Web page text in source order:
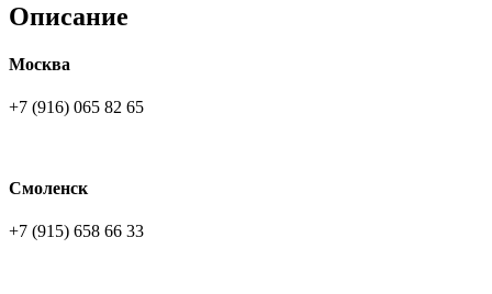
Описание
Москва
+7 (916) 065 82 65
Смоленск
+7 (915) 658 66 33